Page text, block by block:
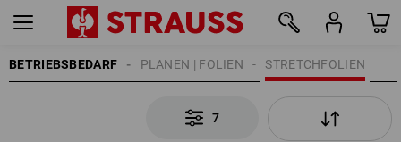
BETRIEBSBEDARF STRETCHFOLIEN
PLANEN | FOLIEN
7